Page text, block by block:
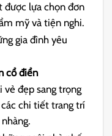
lựa chọn đơn
mỹ và tiện nghi.
gia đình yêu
cổ điển
vẻ đẹp sang trọng
chi tiết trang trí